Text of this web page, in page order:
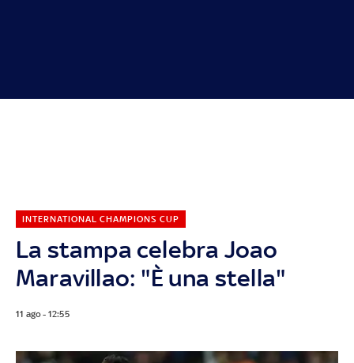
La stampa celebra Joao
Maravillao: "È una stella"
INTERNATIONAL CHAMPIONS CUP
11 ago - 12:55